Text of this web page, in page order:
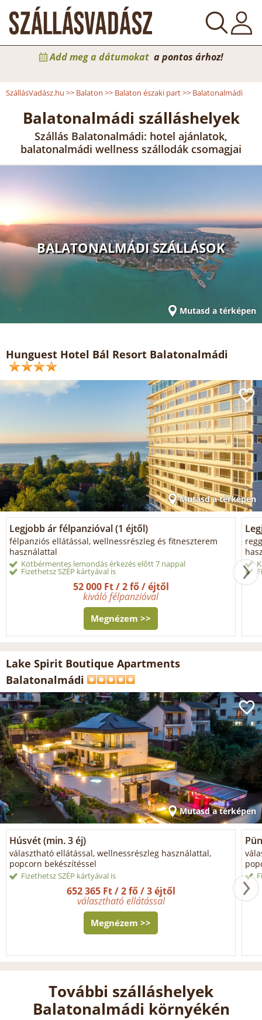
Add meg a dátumokat a pontos árhoz!
SzállásVadász.hu >> Balaton >> Balaton északi part>> Balatonalmádi
Balatonalmádi szálláshelyek
Szállás Balatonalmádi: hotel ajánlatok,
balatonalmádi wellness szállodák csomagjai
BALATONALMÁDI SZÁLLÁSOK
Mutasd a térképen
Hunguest Hotel Bál Resort Balatonalmádi
Mutasd a térképen
Legjobb ár félpanzióval (1 éjtől)
félpanziós ellátással, wellnessrészleg és fitneszterem
használattal
Kötbérmentes lemondás érkezés előtt 7 nappal
Fizethetsz SZÉP kártyával is
52 000 Ft / 2 fő / éjtől
kiváló félpanzióval
Megnézem >>
Lake Spirit Boutique Apartments
Balatonalmádi
Mutasd a térképen
Húsvét (min. 3 éj)
választható ellátással, wellnessrészleg használattal,
popcorn bekészítéssel
Fizethetsz SZÉP kártyával is
652 365 Ft / 2 fő / 3 éjtől
választható ellátással
Megnézem >>
További szálláshelyek
Balatonalmádi környékén